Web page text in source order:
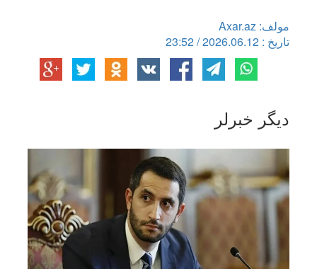
مولف: Axar.az
تاریخ : 2026.06.12 / 23:52
دیگر خبرلر